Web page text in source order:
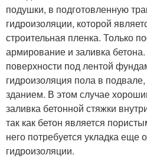
подушки, в подготовленную
гидроизоляции, которой
строительная пленка. Только
армирование и заливка
поверхности под лентой
гидроизоляция пола в
зданием. В этом случае
заливка бетонной стяжки
так как бетон является
него потребуется укладка еще
гидроизоляции.